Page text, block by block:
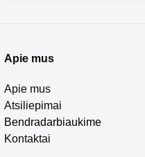
Apie mus
Apie mus
Atsiliepimai
Bendradarbiaukime
Kontaktai